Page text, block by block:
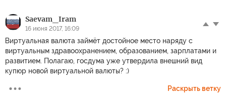
Sаevam_Iram
16 июня 2017, 16:09
Виртуальная валюта займёт достойное место наряду с
виртуальным здравоохранением, образованием, зарплатами и
развитием. Полагаю, госдума уже утвердила внешний вид
купюр новой виртуальной валюты? :)
Раскрыть ветку